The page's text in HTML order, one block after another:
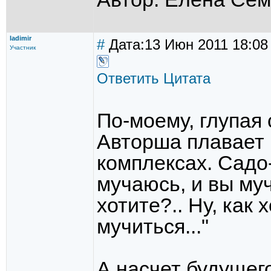
ladimir
Участник #Дата:13 Июн 2011 18:08
Ответить Цитата
По-моему, глупая
Авторша плавает
комплексах.
мучаюсь, и вы
хотите?.. Ну, как
мучиться..."